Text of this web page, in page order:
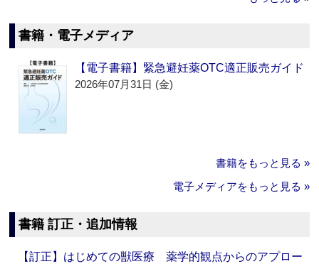
書籍・電子メディア
【電子書籍】緊急避妊薬OTC適正販売ガイド
2026年07月31日 (金)
書籍をもっと見る »
電子メディアをもっと見る »
書籍 訂正・追加情報
【訂正】はじめての獣医療 薬学的観点からのアプロー